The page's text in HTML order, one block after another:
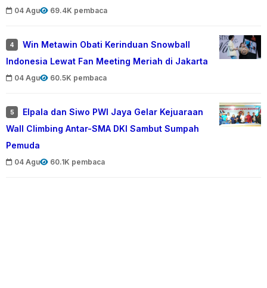
04 Agu 69.4K pembaca
4
Win Metawin Obati Kerinduan Snowball
Indonesia Lewat Fan Meeting Meriah di Jakarta
04 Agu 60.5K pembaca
5
Elpala dan Siwo PWI Jaya Gelar Kejuaraan
Wall Climbing Antar-SMA DKI Sambut Sumpah
Pemuda
04 Agu 60.1K pembaca